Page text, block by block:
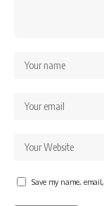
Save my name,